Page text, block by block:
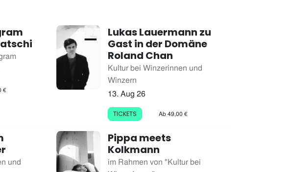
€
Lukas Lauermann zu
Gast in der Domäne
Roland Chan
Kultur bei Winzerinnen und
Winzern
13. Aug 26
TICKETS Ab 49,00 €
und
Pippa meets
Kolkmann
im Rahmen von "Kultur bei